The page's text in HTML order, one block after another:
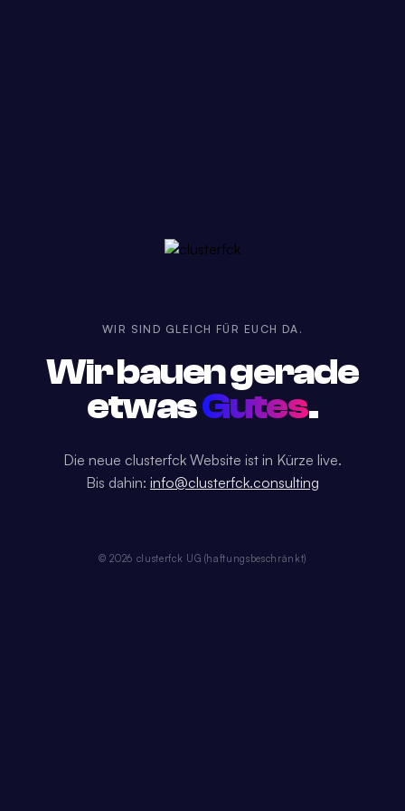
WIR SIND GLEICH FÜR EUCH DA.
Wir bauen gerade
etwasGutes.
Die neue clusterfck Website ist in Kürze live.
Bis dahin: info@clusterfck.consulting
© 2026 clusterfck UG (haftungsbeschränkt)